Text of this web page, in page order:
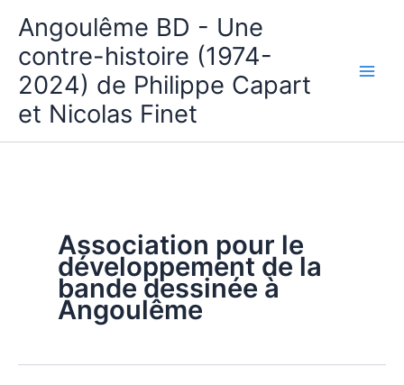
contenu
Angoulême BD - Une
contre-histoire (1974-
2024) de Philippe Capart
et Nicolas Finet
Association pour le
développement de la
bande dessinée à
Angoulême